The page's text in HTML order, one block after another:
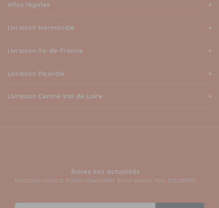
Infos légales
Livraison Normandie
Livraison Ile-de-France
Livraison Picardie
Livraison Centre-Val de Loire
Suivez nos actualités
Inscrivez-vous à notre newsletter pour suivre nos actualités